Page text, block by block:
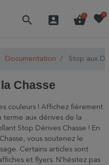
search account_box shopping_basket
0 favorite0
Documentation Stop aux
Chasse
couleurs ! Affichez fièrement
aux dérives de la
Stop Dérives Chasse ! En
vous soutenez le
Certains articles sont
et flyers. N’hésitez pas